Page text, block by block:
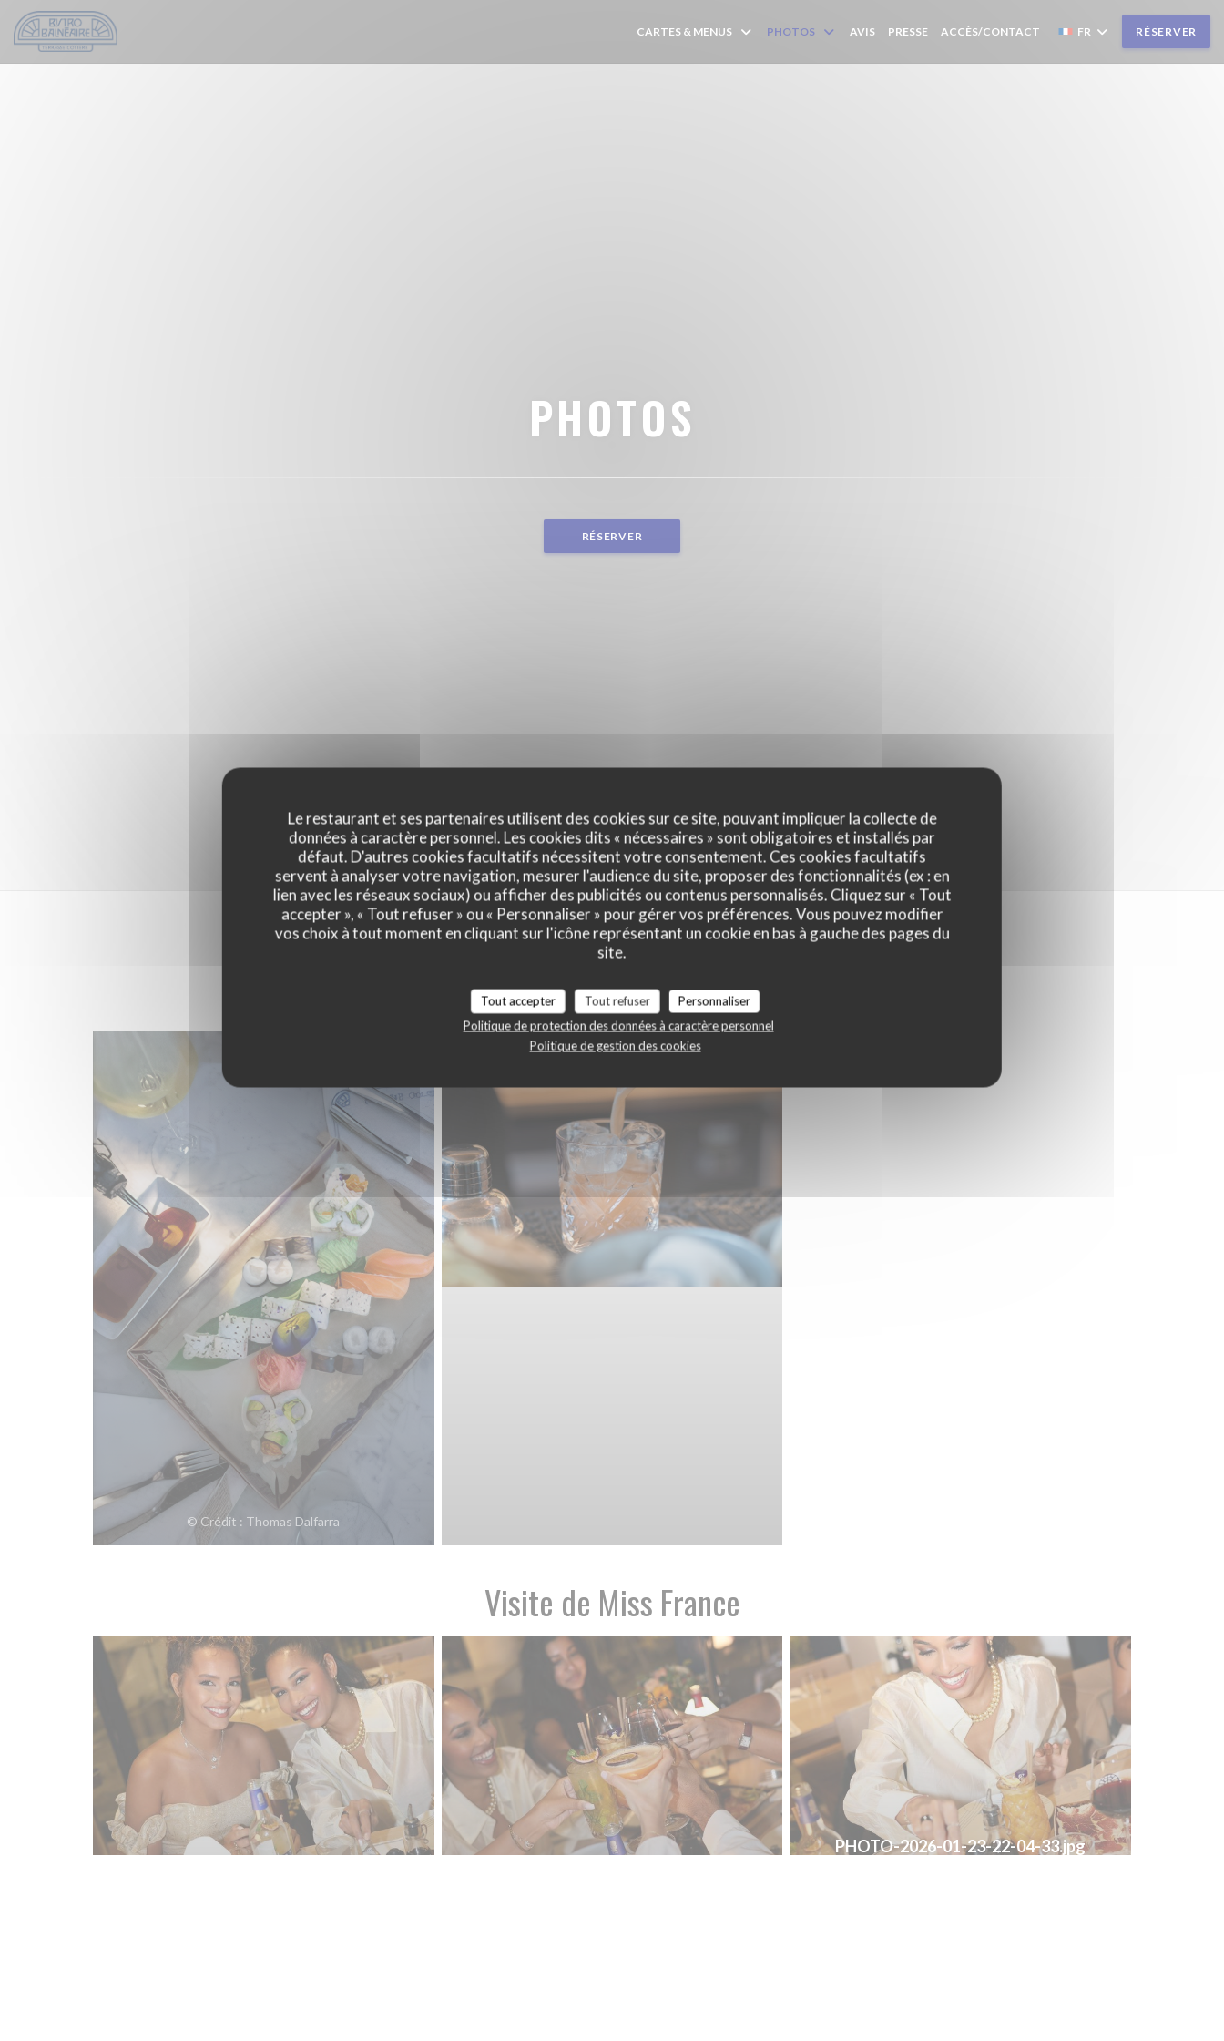
Personnalisation de vos choix en matière de cookies
Le restaurant et ses partenaires utilisent des cookies sur ce site, pouvant impliquer la collecte de
données à caractère personnel. Les cookies dits « nécessaires » sont obligatoires et installés par
défaut. D'autres cookies facultatifs nécessitent votre consentement. Ces cookies facultatifs
servent à analyser votre navigation, mesurer l'audience du site, proposer des fonctionnalités (ex : en
lien avec les réseaux sociaux) ou afficher des publicités ou contenus personnalisés. Cliquez sur « Tout
accepter », « Tout refuser » ou « Personnaliser » pour gérer vos préférences. Vous pouvez modifier
vos choix à tout moment en cliquant sur l'icône représentant un cookie en bas à gauche des pages du
site.
Tout accepter Tout refuser
Personnaliser
Politique de protection des données à caractère personnel
Politique de gestion des cookies
CARTES & MENUS PHOTOS AVIS PRESSE ACCÈS/CONTACT FR RÉSERVER
PHOTOS
RÉSERVER
Notre cuisine
© Crédit : Thomas Dalfarra
Visite de Miss France
PHOTO-2026-01-23-22-04-33.jpg